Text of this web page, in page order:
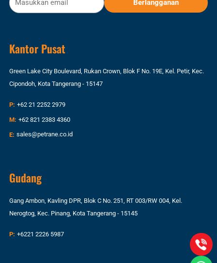
Kantor Pusat
Green Lake City Boulevard, Rukan Crown, Blok F No. 19E, Kel. Petir, Kec.
Cipondoh, Kota Tangerang - 15147
P: +62 21 2252 2979
M: +62 821 2383 4360
E: sales@petrane.co.id
Gudang
Gang Ambon, Kavling DPR, Blok C No. 251, RT 003/RW 004, Kel.
Nerogtog, Kec. Pinang, Kota Tangerang - 15145
P: +6221 2226 5987